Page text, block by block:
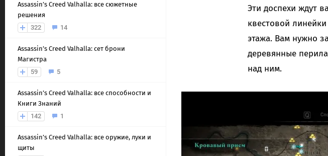
Assassin’s Creed Valhalla: все сюжетные
решения
322
14
Assassin’s Creed Valhalla: сет брони
Магистра
59
5
Assassin’s Creed Valhalla: все способности и
Книги Знаний
142
1
Assassin’s Creed Valhalla: все оружие, луки и
щиты
Эти доспехи ждут
квестовой
этажа. Вам нужно
деревянные
над ним.